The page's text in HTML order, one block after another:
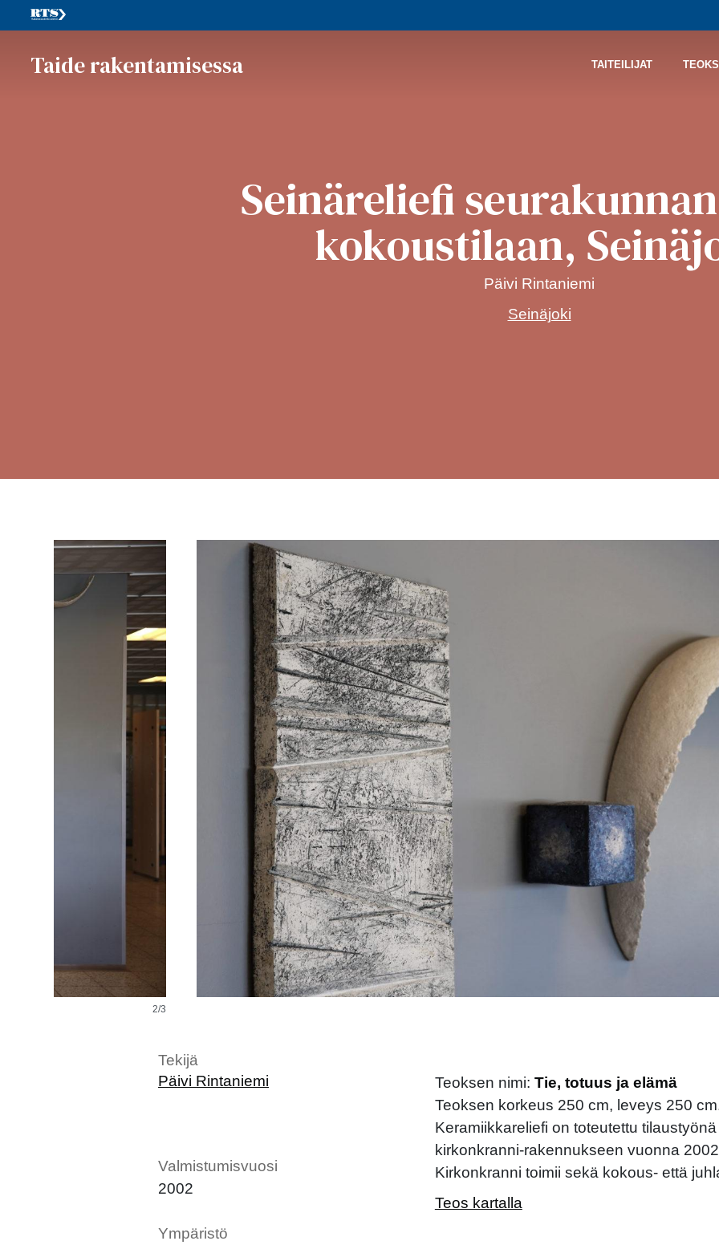
Taide rakentamisessa TAITEILIJAT
Seinäreliefi
kokoustilaan,
Päivi Rintaniemi
Seinäjoki
2/3
Tekijä
Päivi Rintaniemi
Valmistumisvuosi
2002
Ympäristö
Teoksen nimi: Tie, totuus ja elämä
Teoksen korkeus 250 cm, leveys 250
Keramiikkareliefi on toteutettu
kirkonkranni-rakennukseen vuonna
Kirkonkranni toimii sekä kokous- että
Teos kartalla